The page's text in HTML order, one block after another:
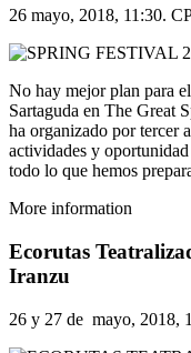
26 mayo, 2018, 11:30.
No hay mejor plan para
Sartaguda en The Great
ha organizado por tercer
actividades y
todo lo que hemos
More information
Ecorutas
Iranzu
26 y 27 de mayo, 2018,